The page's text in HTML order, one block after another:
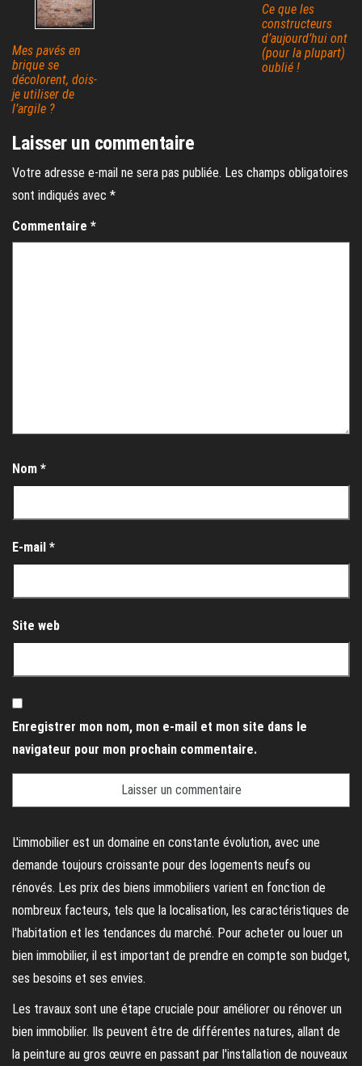
Mes pavés en
brique se
décolorent, dois-
je utiliser de
l’argile ?
Ce que les
constructeurs
d’aujourd’hui ont
(pour la plupart)
oublié !
Laisser un commentaire
Votre adresse e-mail ne sera pas publiée. Les champs obligatoires
sont indiqués avec *
Commentaire *
Nom *
E-mail *
Site web
Enregistrer mon nom, mon e-mail et mon site dans le
navigateur pour mon prochain commentaire.
L'immobilier est un domaine en constante évolution, avec une
demande toujours croissante pour des logements neufs ou
rénovés. Les prix des biens immobiliers varient en fonction de
nombreux facteurs, tels que la localisation, les caractéristiques de
l'habitation et les tendances du marché. Pour acheter ou louer un
bien immobilier, il est important de prendre en compte son budget,
ses besoins et ses envies.
Les travaux sont une étape cruciale pour améliorer ou rénover un
bien immobilier. Ils peuvent être de différentes natures, allant de
la peinture au gros œuvre en passant par l'installation de nouveaux